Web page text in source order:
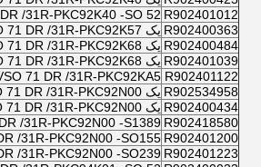
R902401012
/31R-PKC92K40 -SO 52
R902400363 یک AA10VSO 71 DR /31R-PKC92K57
R902400484 یک AA10VSO 71 DR /31R-PKC92K68
R902401039 یک AA10VSO 71 DR /31R-PKC92K68
R902401122
71 DR /31R-PKC92KA5
R902534958 یک AA10VSO 71 DR /31R-PKC92N00
R902400434 یک AA10VSO 71 DR /31R-PKC92N00
R902418580
/31R-PKC92N00 -S1389
R902401200
/31R-PKC92N00 -SO155
R902401223
/31R-PKC92N00 -SO239